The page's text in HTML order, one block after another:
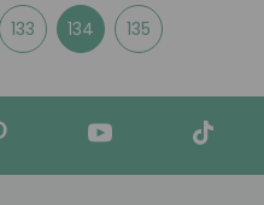
133 134 135